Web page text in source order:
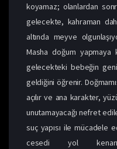
koyamaz; olanlardan
gelecekte, kahraman
altında meyve
Masha doğum
gelecekteki bebeğin
geldiğini öğrenir.
açılır ve ana karakter,
unutamayacağı nefret
suç yapısı ile mücadele
cesedi yol